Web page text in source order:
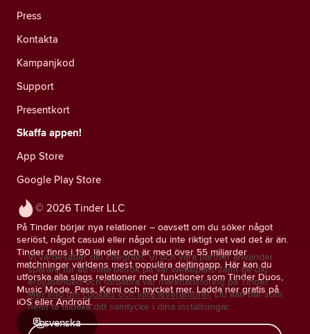
© 2026 Tinder LLC
På Tinder börjar nya relationer – oavsett om du söker något
seriöst, något casual eller något du inte riktigt vet vad det är än.
Tinder finns i 190 länder och är med över 55 miljarder
matchningar världens mest populära dejtingapp. Här kan du
utforska alla slags relationer med funktioner som Tinder Duos,
Music Mode, Pass, Kemi och mycket mer. Ladda ner gratis på
iOS eller Android.
svenska
Press
Kontakta
Kampanjkod
Support
Presentkort
Skaffa appen!
App Store
Google Play Store
Vi värdesätter din integritet. Vi och våra partner använder
spårare för att mäta besök på vår webbplats samt ge dig
erbjudanden och förbättra vår marknadsföring på Tinder.
Mer info om cookies och våra leverantörer. Du kan när som
helst ta tillbaka ditt samtycke i dina inställningar.